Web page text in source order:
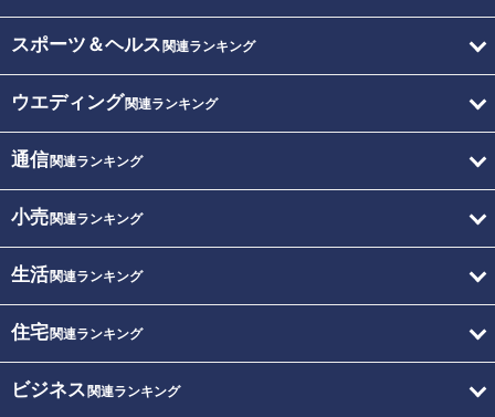
スポーツ＆ヘルス 関連ランキング
ウエディング関連ランキング
通信関連ランキング
小売関連ランキング
生活関連ランキング
住宅関連ランキング
ビジネス 関連ランキング